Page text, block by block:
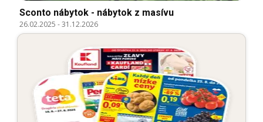
Sconto nábytok - nábytok z masívu
26.02.2025 -31.12.2026